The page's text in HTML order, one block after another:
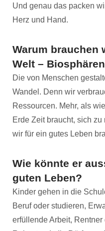
Und genau das packen
Herz und Hand.
Warum brauchen
Welt –
Die von Menschen
Wandel. Denn wir
Ressourcen. Mehr, als
Erde Zeit braucht, sich
wir für ein gutes Leben
Wie könnte er
guten Leben?
Kinder gehen in die
Beruf oder studieren,
erfüllende Arbeit,